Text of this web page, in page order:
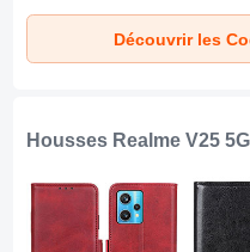
Clair
Découvrir les
Housses Realme V25 5G